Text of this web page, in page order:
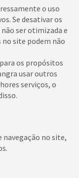
o uso
Se desativar os
ser otimizada e
no site podem não
os propósitos
usar outros
serviços, o
navegação no site,